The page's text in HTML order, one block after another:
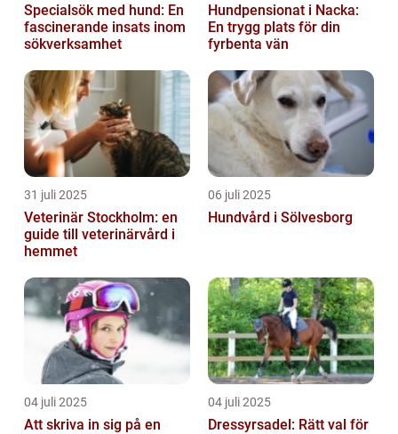
Specialsök med hund: En
fascinerande insats inom
sökverksamhet
Hundpensionat i Nacka:
En trygg plats för din
fyrbenta vän
31 juli 2025
Veterinär Stockholm: en
guide till veterinärvård i
hemmet
06 juli 2025
Hundvård i Sölvesborg
04 juli 2025
Att skriva in sig på en
04 juli 2025
Dressyrsadel: Rätt val för